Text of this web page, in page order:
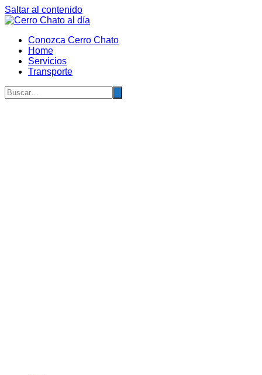
Saltar al contenido
Conozca Cerro Chato
Home
Servicios
Transporte